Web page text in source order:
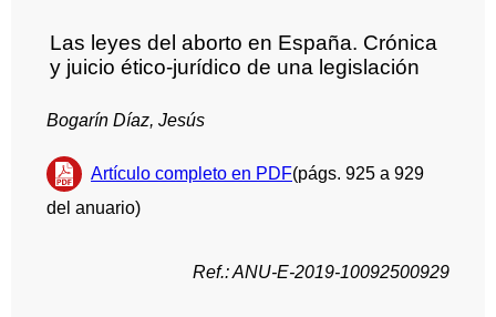
Las leyes del aborto en España. Crónica
y juicio ético-jurídico de una legislación
Bogarín Díaz, Jesús
Artículo completo en PDF(págs. 925 a 929
del anuario)
Ref.: ANU-E-2019-10092500929